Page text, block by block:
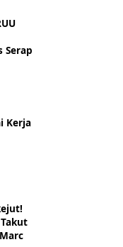
Serap
Kerja